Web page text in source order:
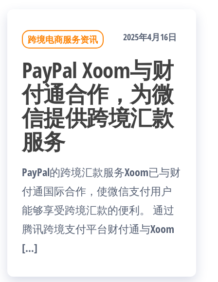
跨境电商服务资讯 2025年4月16日
PayPal Xoom与财
付通合作，为微
信提供跨境汇款
服务
PayPal的跨境汇款服务Xoom已与财
付通国际合作，使微信支付用户
能够享受跨境汇款的便利。 通过
腾讯跨境支付平台财付通与Xoom
[…]